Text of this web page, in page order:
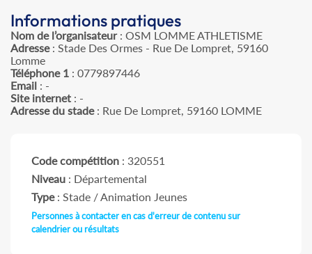
Informations pratiques
Nom de l’organisateur: OSM LOMME ATHLETISME
Adresse: Stade Des Ormes - Rue De Lompret, 59160
Lomme
Téléphone 1 : 0779897446
Email : -
Site internet : -
Adresse du stade: Rue De Lompret, 59160 LOMME
Code compétition : 320551
Niveau : Départemental
Type: Stade / Animation Jeunes
Personnes à contacter en cas d'erreur de contenu sur
calendrier ou résultats